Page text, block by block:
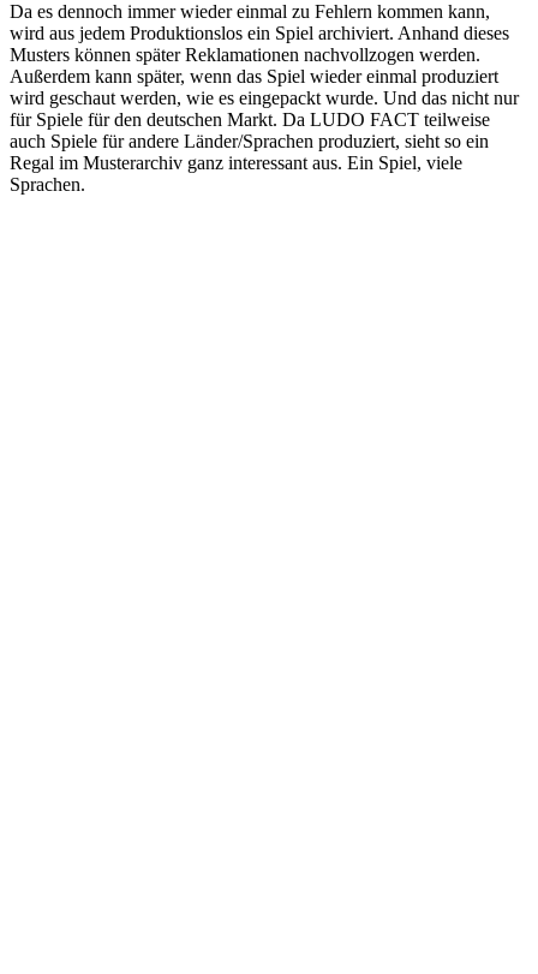
Da es dennoch immer wieder einmal zu Fehlern kommen kann,
wird aus jedem Produktionslos ein Spiel archiviert. Anhand dieses
Musters können später Reklamationen nachvollzogen werden.
Außerdem kann später, wenn das Spiel wieder einmal produziert
wird geschaut werden, wie es eingepackt wurde. Und das nicht nur
für Spiele für den deutschen Markt. Da LUDO FACT teilweise
auch Spiele für andere Länder/Sprachen produziert, sieht so ein
Regal im Musterarchiv ganz interessant aus. Ein Spiel, viele
Sprachen.